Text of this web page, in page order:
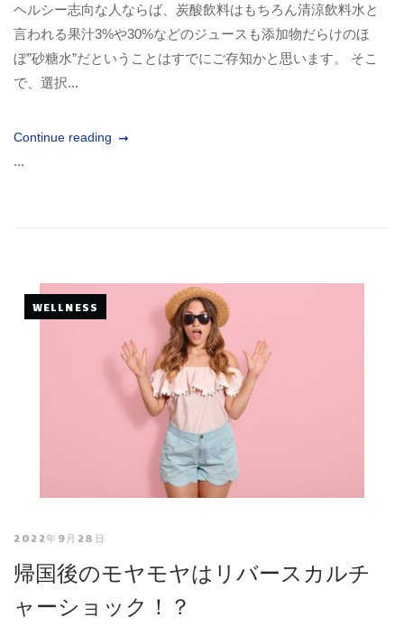
ヘルシー志向な人ならば、炭酸飲料はもちろん清涼飲料水と
言われる果汁3%や30%などのジュースも添加物だらけのほ
ぼ”砂糖水”だということはすでにご存知かと思います。 そこ
で、選択...
Continue reading
...
WELLNESS
2022年9月28日
帰国後のモヤモヤはリバースカルチ
ャーショック！？